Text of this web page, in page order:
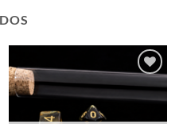
Añadir